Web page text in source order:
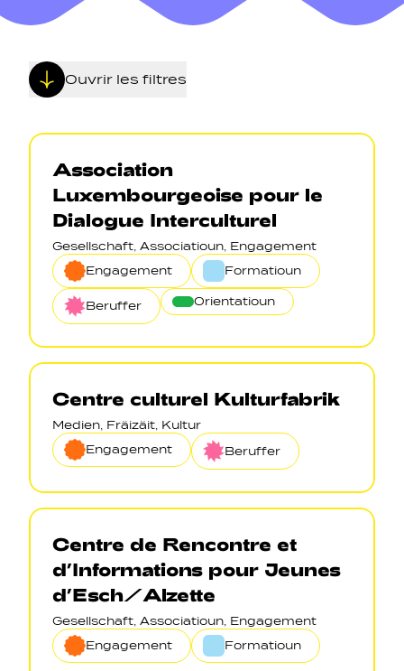
Navigation secondarie
Sozial Netzwierker
Navigation pied de page
Gérer les cookies
Ouvrir les filtres
Association
Luxembourgeoise pour le
Dialogue Interculturel
Gesellschaft, Associatioun, Engagement
Engagement
Formatioun
Beruffer Orientatioun
Centre culturel Kulturfabrik
Medien, Fräizäit, Kultur
Engagement
Beruffer
Centre de Rencontre et
d’Informations pour Jeunes
d’Esch/Alzette
Gesellschaft, Associatioun, Engagement
Engagement
Formatioun